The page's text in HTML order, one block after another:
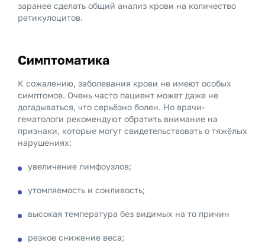
заранее сделать общий анализ крови на количество
ретикулоцитов.
Симптоматика
К сожалению, заболевания крови не имеют особых
симптомов. Очень часто пациент может даже не
догадываться, что серьёзно болен. Но врачи-
гематологи рекомендуют обратить внимание на
признаки, которые могут свидетельствовать о тяжёлых
нарушениях:
увеличение лимфоузлов;
утомляемость и сонливость;
высокая температура без видимых на то причин
резкое снижение веса;